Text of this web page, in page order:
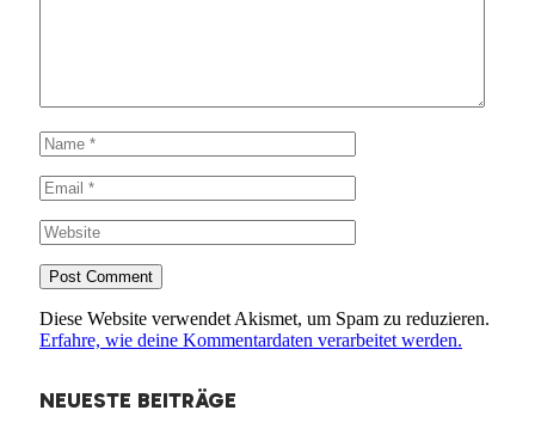
Diese Website verwendet Akismet, um Spam zu reduzieren.
Erfahre, wie deine Kommentardaten verarbeitet werden.
NEUESTE BEITRÄGE